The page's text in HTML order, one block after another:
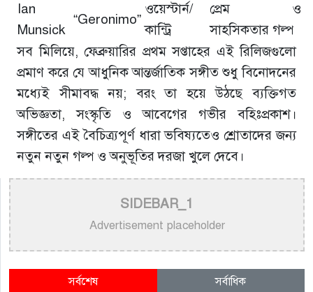
Ian
Munsick
“Geronimo”
ওয়েস্টার্ন/
কান্ট্রি
প্রেম ও
সাহসিকতার গল্প
সব মিলিয়ে, ফেব্রুয়ারির প্রথম সপ্তাহের এই রিলিজগুলো
প্রমাণ করে যে আধুনিক আন্তর্জাতিক সঙ্গীত শুধু বিনোদনের
মধ্যেই সীমাবদ্ধ নয়; বরং তা হয়ে উঠছে ব্যক্তিগত
অভিজ্ঞতা, সংস্কৃতি ও আবেগের গভীর বহিঃপ্রকাশ।
সঙ্গীতের এই বৈচিত্র্যপূর্ণ ধারা ভবিষ্যতেও শ্রোতাদের জন্য
নতুন নতুন গল্প ও অনুভূতির দরজা খুলে দেবে।
SIDEBAR_1
Advertisement placeholder
সর্বশেষ সর্বাধিক